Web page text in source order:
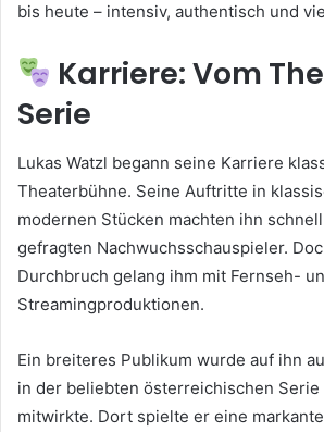
bis heute – intensiv, authentisch und
Karriere: Vom
Serie
Lukas Watzl begann seine Karriere
Theaterbühne. Seine Auftritte in
modernen Stücken machten ihn
gefragten Nachwuchsschauspieler.
Durchbruch gelang ihm mit Fernseh-
Streamingproduktionen.
Ein breiteres Publikum wurde auf ihn
in der beliebten österreichischen
mitwirkte. Dort spielte er eine